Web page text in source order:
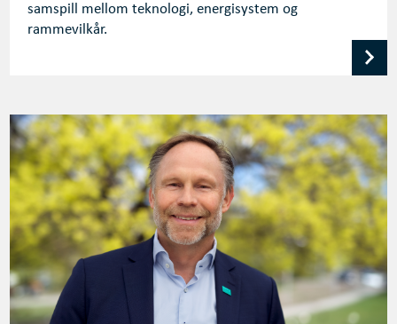
samspill mellom teknologi, energisystem og
rammevilkår.